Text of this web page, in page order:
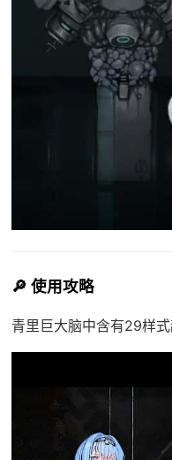
🔎 使用攻略
青里巨大脑中含有29样式